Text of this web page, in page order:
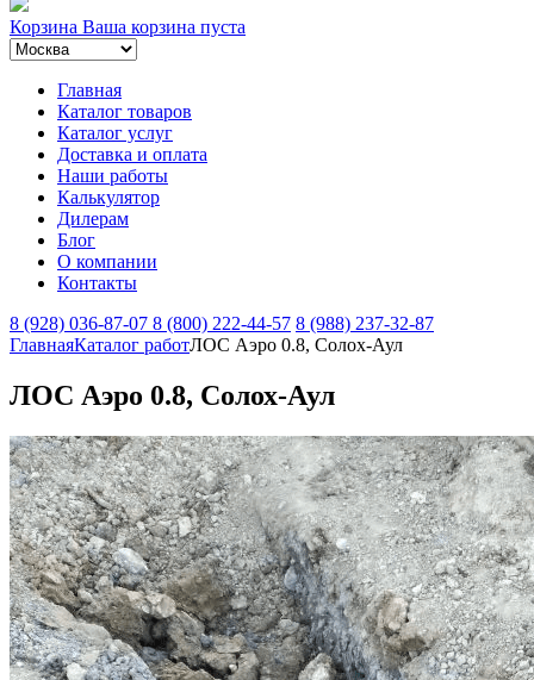
Корзина Ваша корзина пуста
Главная
Каталог товаров
Каталог услуг
Доставка и оплата
Наши работы
Калькулятор
Дилерам
Блог
О компании
Контакты
8 (928) 036-87-07 8 (800) 222-44-57 8 (988) 237-32-87
ГлавнаяКаталог работЛОС Аэро 0.8, Солох-Аул
ЛОС Аэро 0.8, Солох-Аул